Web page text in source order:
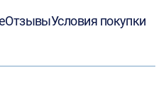
ОтзывыУсловия покупки